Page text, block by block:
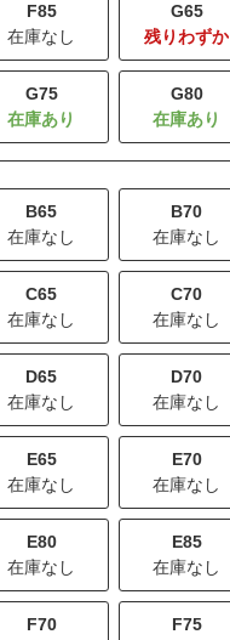
F85
在庫なし
G65
残りわずか
G75 G80
B65
在庫なし
B70
在庫なし
C65
在庫なし
C70
在庫なし
D65
在庫なし
D70
在庫なし
E65
在庫なし
E70
在庫なし
E80
在庫なし
E85
在庫なし
F70
F75